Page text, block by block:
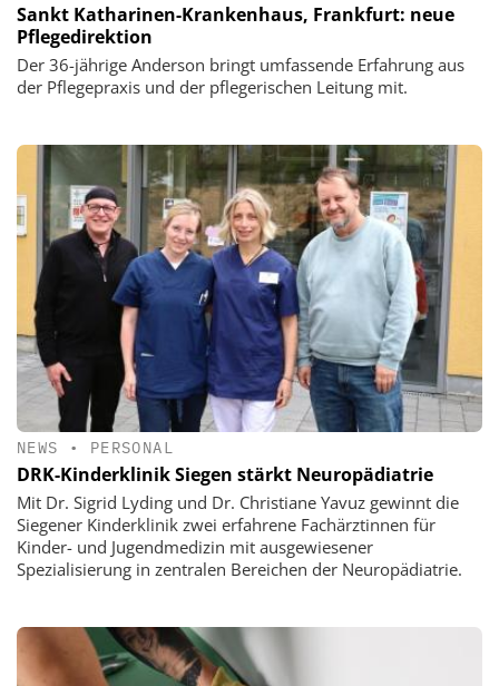
Sankt Katharinen-Krankenhaus, Frankfurt: neue
Pflegedirektion
Der 36-jährige Anderson bringt umfassende Erfahrung aus
der Pflegepraxis und der pflegerischen Leitung mit.
NEWS • PERSONAL
DRK-Kinderklinik Siegen stärkt Neuropädiatrie
Mit Dr. Sigrid Lyding und Dr. Christiane Yavuz gewinnt die
Siegener Kinderklinik zwei erfahrene Fachärztinnen für
Kinder- und Jugendmedizin mit ausgewiesener
Spezialisierung in zentralen Bereichen der Neuropädiatrie.